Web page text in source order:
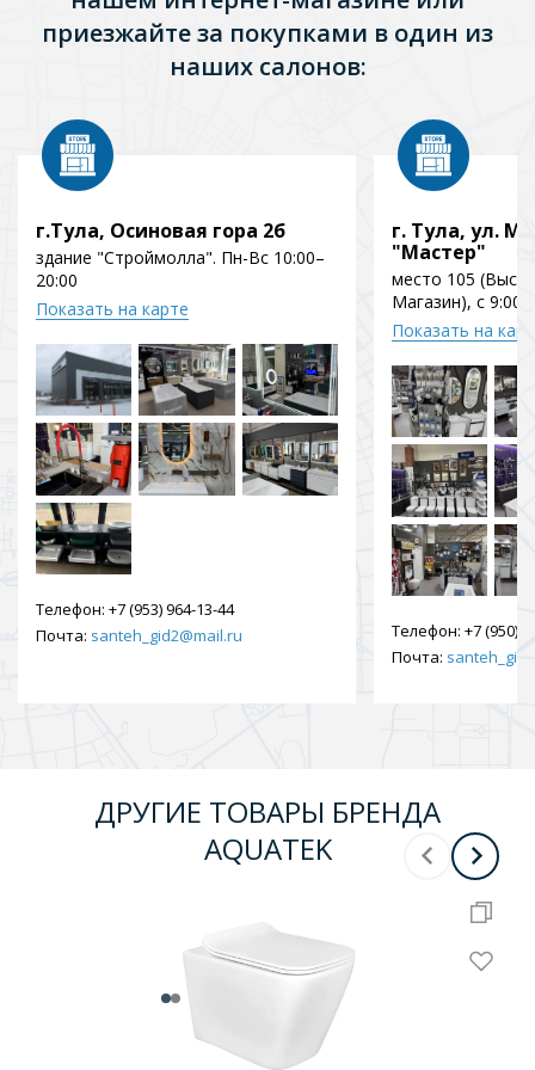
приезжайте за покупками в один из
наших салонов:
г.Тула, Осиновая гора 2б
здание "Строймолла". Пн-Вс 10:00–
20:00
Показать на карте
Телефон: +7 (953) 964-13-44
Почта: santeh_gid2@mail.ru
г. Тула, ул.
"Мастер"
место 105
Магазин), с 9:00
Показать на
Телефон: +7 (950)
Почта:
ДРУГИЕ ТОВАРЫ БРЕНДА
AQUATEK